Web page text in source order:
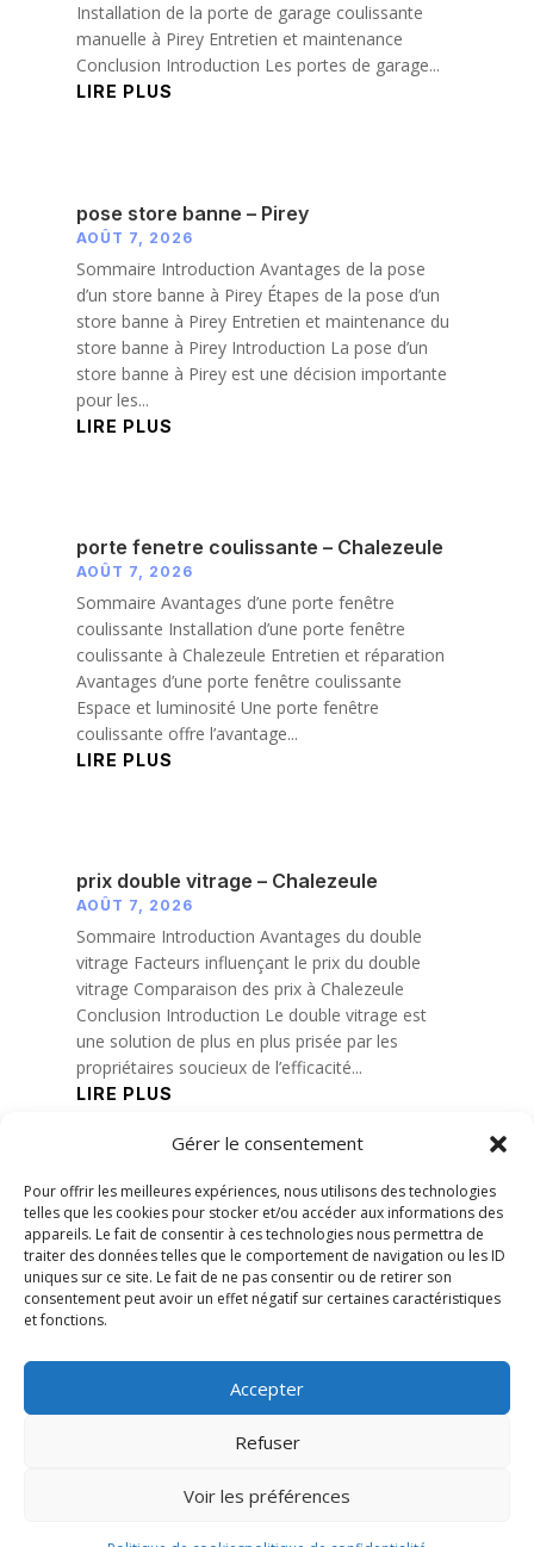
Gérer le consentement
Pour offrir les meilleures expériences, nous utilisons des technologies
telles que les cookies pour stocker et/ou accéder aux informations des
appareils. Le fait de consentir à ces technologies nous permettra de
traiter des données telles que le comportement de navigation ou les ID
uniques sur ce site. Le fait de ne pas consentir ou de retirer son
consentement peut avoir un effet négatif sur certaines caractéristiques
et fonctions.
Accepter
Refuser
Voir les préférences
Installation de la porte de garage coulissante
manuelle à Pirey Entretien et maintenance
Conclusion Introduction Les portes de garage...
LIRE PLUS
pose store banne – Pirey
AOÛT 7, 2026
Sommaire Introduction Avantages de la pose
d’un store banne à Pirey Étapes de la pose d’un
store banne à Pirey Entretien et maintenance du
store banne à Pirey Introduction La pose d’un
store banne à Pirey est une décision importante
pour les...
LIRE PLUS
porte fenetre coulissante – Chalezeule
AOÛT 7, 2026
Sommaire Avantages d’une porte fenêtre
coulissante Installation d’une porte fenêtre
coulissante à Chalezeule Entretien et réparation
Avantages d’une porte fenêtre coulissante
Espace et luminosité Une porte fenêtre
coulissante offre l’avantage...
LIRE PLUS
prix double vitrage – Chalezeule
AOÛT 7, 2026
Sommaire Introduction Avantages du double
vitrage Facteurs influençant le prix du double
vitrage Comparaison des prix à Chalezeule
Conclusion Introduction Le double vitrage est
une solution de plus en plus prisée par les
propriétaires soucieux de l’efficacité...
LIRE PLUS
« Entrées précédentes
© 2026 M Development–Mentions légales